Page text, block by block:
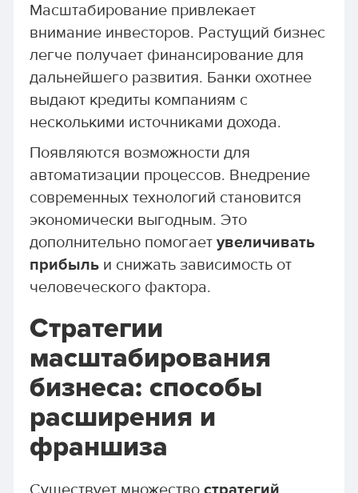
Масштабирование привлекает
внимание инвесторов. Растущий бизнес
легче получает финансирование для
дальнейшего развития. Банки охотнее
выдают кредиты компаниям с
несколькими источниками дохода.
Появляются возможности для
автоматизации процессов. Внедрение
современных технологий становится
экономически выгодным. Это
дополнительно помогает увеличивать
прибыльи снижать зависимость от
человеческого фактора.
Стратегии
масштабирования
бизнеса: способы
расширения и
франшиза